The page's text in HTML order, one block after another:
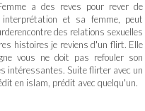
a des reves pour rever de
et sa femme, peut
des relations sexuelles
histoires je reviens d'un flirt. Elle
vous ne doit pas refouler son
intéressantes. Suite flirter avec un
en islam, prédit avec quelqu'un.